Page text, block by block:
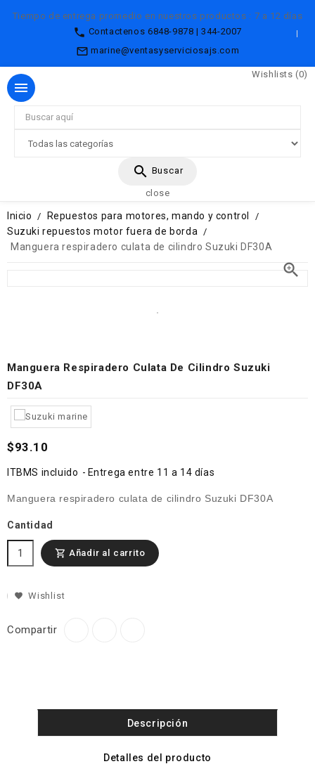
Tiempo de entrega promedio en nuestros productos : 7 a 12 días
 Contactenos 6848-9878 | 344-2007
mail_outline marine@ventasyserviciosajs.com

Wishlists (0)
search Buscar
close
Inicio
Repuestos para motores, mando y control
Suzuki repuestos motor fuera de borda
Manguera respiradero culata de cilindro Suzuki DF30A

Manguera Respiradero Culata De Cilindro Suzuki
DF30A
$93.10
ITBMS incluido Entrega entre 11 a 14 días
Manguera respiradero culata de cilindro Suzuki DF30A
Cantidad
 Añadir al carrito
Wishlist
Compartir
Descripción
Detalles del producto